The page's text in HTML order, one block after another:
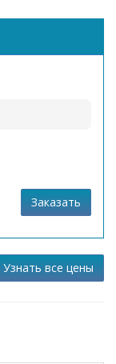
Заказать
Узнать все цены